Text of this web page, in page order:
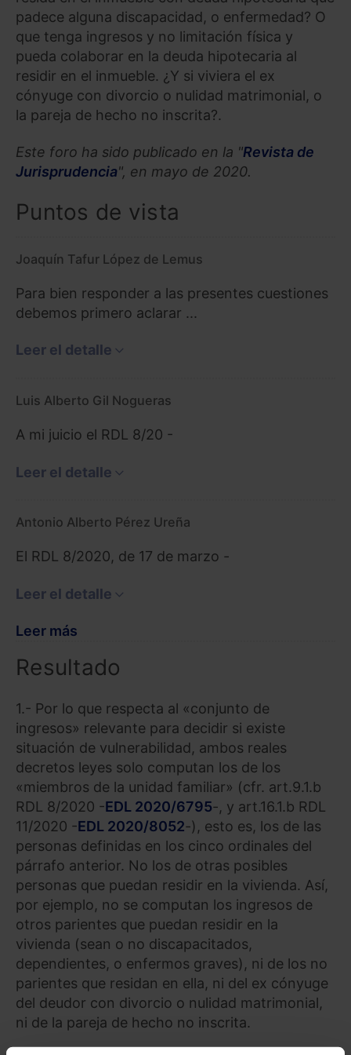
padece alguna discapacidad, o enfermedad? O
que tenga ingresos y no limitación física y
pueda colaborar en la deuda hipotecaria al
residir en el inmueble. ¿Y si viviera el ex
cónyuge con divorcio o nulidad matrimonial, o
la pareja de hecho no inscrita?.
Este foro ha sido publicado en la "Revista de
Jurisprudencia", en mayo de 2020.
Puntos de vista
Joaquín Tafur López de Lemus
Para bien responder a las presentes cuestiones
debemos primero aclarar ...
Leer el detalle
Luis Alberto Gil Nogueras
A mi juicio el RDL 8/20 -
Leer el detalle
Antonio Alberto Pérez Ureña
El RDL 8/2020, de 17 de marzo -
Leer el detalle
Leer más
Resultado
1.- Por lo que respecta al «conjunto de
ingresos» relevante para decidir si existe
situación de vulnerabilidad, ambos reales
decretos leyes solo computan los de los
«miembros de la unidad familiar» (cfr. art.9.1.b
RDL 8/2020 -EDL 2020/6795-, y art.16.1.b RDL
11/2020 -EDL 2020/8052-), esto es, los de las
personas definidas en los cinco ordinales del
párrafo anterior. No los de otras posibles
personas que puedan residir en la vivienda. Así,
por ejemplo, no se computan los ingresos de
otros parientes que puedan residir en la
vivienda (sean o no discapacitados,
dependientes, o enfermos graves), ni de los no
parientes que residan en ella, ni del ex cónyuge
del deudor con divorcio o nulidad matrimonial,
ni de la pareja de hecho no inscrita.